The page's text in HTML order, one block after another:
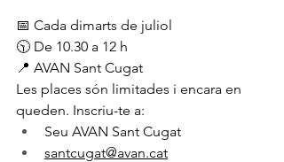
📅 Cada dimarts de juliol
🕥 De 10.30 a 12 h
📍 AVAN Sant Cugat
Les places són limitades i encara en
queden. Inscriu-te a:
Seu AVAN Sant Cugat
santcugat@avan.cat